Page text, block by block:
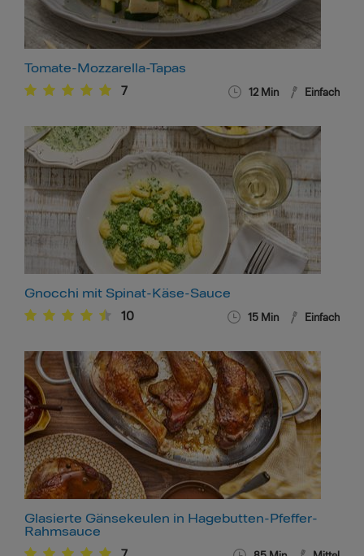
Tomate-Mozzarella-Tapas
7 12Min Einfach
Gnocchi mit Spinat-Käse-Sauce
10 15 Min Einfach
Glasierte Gänsekeulen in Hagebutten-Pfeffer-
Rahmsauce